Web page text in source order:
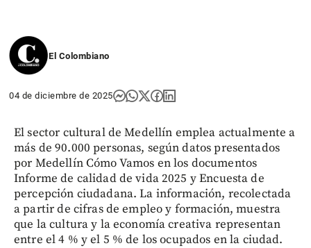
El Colombiano
04 de diciembre de 2025
El sector cultural de Medellín emplea actualmente a
más de 90.000 personas, según datos presentados
por Medellín Cómo Vamos en los documentos
Informe de calidad de vida 2025 y Encuesta de
percepción ciudadana. La información, recolectada
a partir de cifras de empleo y formación, muestra
que la cultura y la economía creativa representan
entre el 4 % y el 5 % de los ocupados en la ciudad.